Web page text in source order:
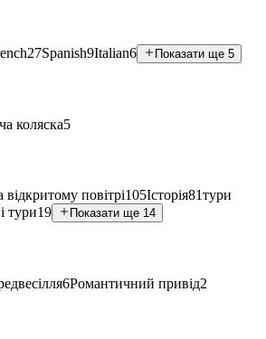
27Spanish9Italian6 Показати ще 5
коляска5
відкритому повітрі105Історія81тури
тури19 Показати ще 14
6Романтичний привід2